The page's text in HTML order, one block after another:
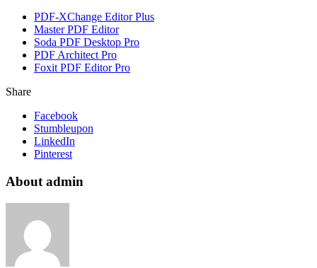
PDF-XChange Editor Plus
Master PDF Editor
Soda PDF Desktop Pro
PDF Architect Pro
Foxit PDF Editor Pro
Share
Facebook
Stumbleupon
LinkedIn
Pinterest
About admin